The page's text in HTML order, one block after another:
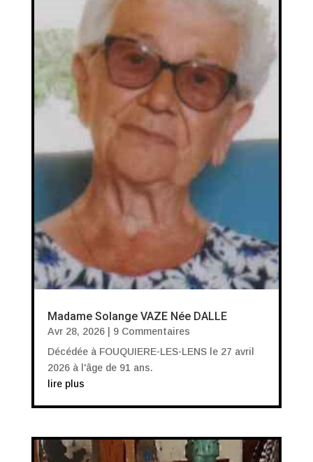
Madame Solange VAZE Née DALLE
Avr 28, 2026| 9 Commentaires
Décédée à FOUQUIERE-LES-LENS le 27 avril
2026 à l'âge de 91 ans.
lire plus